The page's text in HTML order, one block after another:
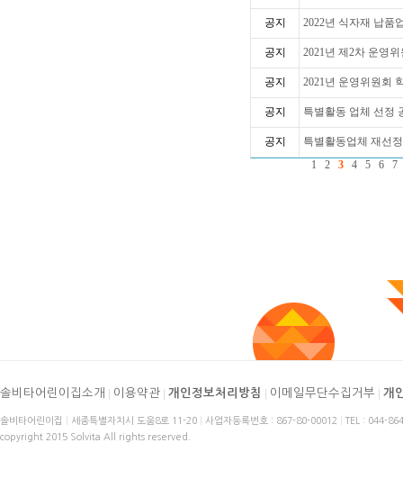
공지 2022년 식자재 납품
공지 2021년 제2차 운영
공지 2021년 운영위원회
공지 특별활동 업체 선정
공지
특별활동업체 재선
1
2 3 4 5 6 7
솔비타어린이집소개 이용약관 개인정보처리방침 이메일무단수집거부 개
솔비타어린이집 세종특별자치시 도움8로 11-20 사업자등록번호 : 867-80-00012
TEL : 044-
copyright 2015 Solvita All rights reserved.